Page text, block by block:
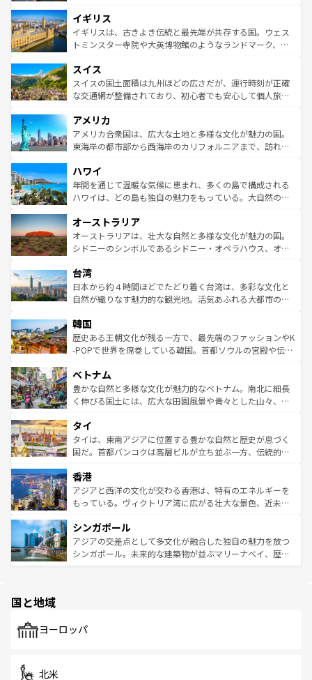
いる。シャンパンの発祥地であるランス、プロヴァンスの
香り高いラベンダー畑など、多彩な楽しみ方が可能だ。さ
らに、パリ以外の地域にも魅力が溢れており、どの街角に
れる地方に足を運ぶとそれぞれで全く異なる文化を体験で
きるだろう。 なお、新着のフランス情報はコンテンツ一覧
を参照してほしい。
顔を持つこの国は、どこを歩いても飽きることがない。ベ
ルリンの文化的活気、バイエルン州のアルプスの絶景、そ
してライン川沿いのワイン畑といった風景は必見。ビール
は、お酒好きな人にはぜひ体験してほしい。 なお、新着の
ドイツ情報はコンテンツ一覧を参照してほしい。
イギリス
イギリスは、古きよき伝統と最先端が共存する国。ウェス
トミンスター寺院や大英博物館のようなランドマーク、歴
リアごとに異なる魅力がある。また、優雅なアフタヌーン
ティー、ビール好きにはたまらない英国パブ、サッカー観
戦など、本場だからこそできる体験も豊富。イギリスを旅
ンツ一覧を参照してほしい。
スイス
スイスの国土面積は九州ほどの広さだが、運行時刻が正確
な交通網が整備されており、初心者でも安心して個人旅行
の建物がそのまま残る町や、スイスならではのユニークな
博物館もあり、アルプス観光だけでなく町歩きも満喫する
ことができる。国民の所得が高いため物価も高いが、旅行
ば市内交通費無料で観光を楽しむこともできる。 なお、新
着のスイス情報はコンテンツ一覧 を参照してほしい。
アメリカ
アメリカ合衆国は、広大な土地と多様な文化が魅力の国。
東海岸の都市部から西海岸のカリフォルニアまで、訪れる
のような巨大都市は、観光、ショッピング、エンターテイ
ンメントが詰まった刺激的なスポットだ。一方、アメリカ
西部には大自然が広がり、グランドキャニオンやイエロー
部のニューオーリンズでは、音楽と美食が融合した独特の
文化が魅力。旅行者はアメリカの各地域で異なる魅力を楽
しみながら、その多様性と豊かな歴史を感じることができ
ならではの贅沢な旅のスタイルだ。 なお、新着のアメリカ
情報はコンテンツ一覧を参照してほしい。
ハワイ
年間を通じて温暖な気候に恵まれ、多くの島で構成される
ハワイは、どの島も独自の魅力をもっている。大自然の神
ワイ島は見逃せない。また、定番の観光地といえばオアフ
島だが、静かな自然を求めるならマウイ島やカウアイ島が
おすすめ。エメラルドグリーンに輝く海をはじめ、豊かな
れるおもてなしの心で訪れる人々を迎えてくれるハワイの
人々、おいしいローカルフードやハワイアンミュージッ
ク、伝統的なフラダンスなど、すべてがハワイの魅力を彩
ワイを、存分に味わってほしい。 なお、新着のハワイ情報
はコンテンツ一覧を参照してほしい。
オーストラリア
オーストラリアは、壮大な自然と多様な文化が魅力の国。
シドニーのシンボルであるシドニー・オペラハウス、オー
リアリーフや大陸中央部にそびえるウルル（エアーズロッ
ク）、タスマニアの美しい原生林やケアンズの熱帯雨林な
ど、見どころがたくさん。また、カフェやワイン、オージ
いる。アクティビティも充実しており、サーフィンやダイ
ビング、ハイキングなど、アウトドア好きにはたまらな
い。オーストラリアの多彩な魅力を存分に味わいつくそ
参照してほしい。
台湾
日本から約４時間ほどでたどり着く台湾は、多彩な文化と
自然が織りなす魅力的な観光地。活気あふれる大都市の台
ン）、静ひつな山岳地帯である台湾東部など、都市の喧騒
と山間の静けさが共存しており、訪れる人に新しい発見と
驚きをもたらしてくれる。また、奥深い台湾の食文化も魅
容にもいいと評判のスイーツなど、バラエティ豊かな料理
が味わえる。 なお、新着の台湾情報は コンテンツ一覧を参
照してほしい。
韓国
歴史ある王朝文化が残る一方で、最先端のファッションやK
-POPで世界を席巻している韓国。首都ソウルの宮殿や伝統
き、地方に足を延ばせば四季折々の自然美を楽しむことが
できる。そして、キムチや焼肉、絶品のストリートフード
まで、さまざまな韓国料理が待っている。夜には、韓国な
リティに包まれながら、韓国の多彩な魅力を心ゆくまで味
わってみてほしい。 なお、新着の韓国情報はコンテンツ一
覧を参照してほしい。
ベトナム
豊かな自然と多様な文化が魅力的なベトナム。南北に細長
く伸びる国土には、広大な田園風景や青々とした山々、世
急速な発展と共に伝統が息づく。ハノイの古い町並みやホ
ーチミン市のフランス統治時代の建物も、独特の雰囲気を
醸し出している。また、バラエティの豊かさとおいしさで
とつ。フォーやバインミー、ベトナムコーヒーなどは、ぜ
ひ現地で味わいたい。どの地域を訪れてもあたたかい人々
が旅行者を迎えてくれるので、きっと忘れられない旅にな
参照してほしい。
タイ
タイは、東南アジアに位置する豊かな自然と歴史が息づく
国だ。首都バンコクは高層ビルが立ち並ぶ一方、伝統的な
の活気が交差している。北部ではチェンマイなどの山岳地
帯で自然と触れ合い、南部ではプーケットやクラビの美し
いビーチでリゾート気分を楽しむことができる。タイ料理
激する。気候は一年中温暖で、どの季節にも異なる楽しみ
が待っている。親しみやすいタイの人々、仏教を中心とし
た文化、そして多様な観光資源が、訪れる旅人を魅了し続
香港
アジアと西洋の文化が交わる香港は、特有のエネルギーを
もっている。ヴィクトリア湾に広がる壮大な景色、近未来
み、どこを訪れても感動するはず。観光スポットが密集し
ており、効率よく見どころを回れるのも魅力。息をのむよ
うな絶景から文化的な体験まで、香港を存分に楽しみ尽く
シンガポール
アジアの交差点として多文化が融合した独自の魅力を放つ
シンガポール。未来的な建築物が並ぶマリーナベイ、歴史
で、ホーカーズは地元の風情を楽しめる外せないスポット
国と地域
ヨーロッパ
北米